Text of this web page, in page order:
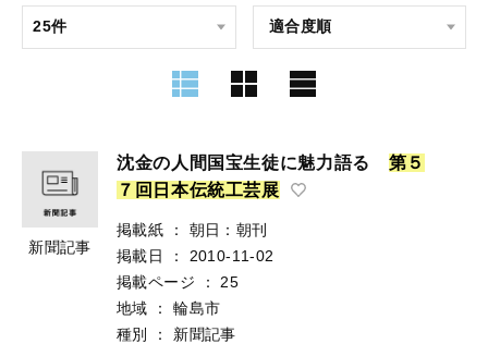
新聞記事
沈金の人間国宝生徒に魅力語る 第 ５
７ 回 日 本伝統工芸展
掲載紙 ：
朝日：朝刊
掲載日
：
2010-11-02
掲載ページ
：
25
地域
：
輪島市
種別
： 新聞記事